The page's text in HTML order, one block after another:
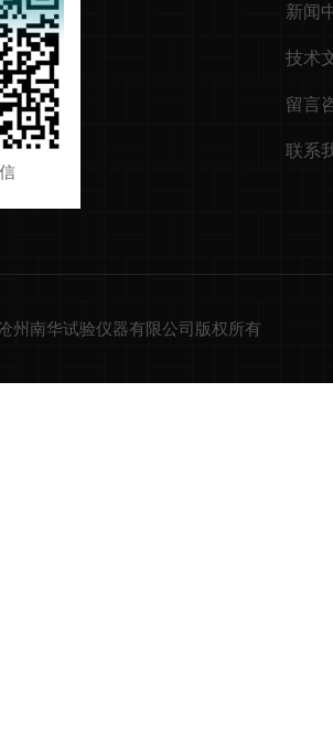
新闻
技术
留言
联系
州南华试验仪器有限公司版权所有